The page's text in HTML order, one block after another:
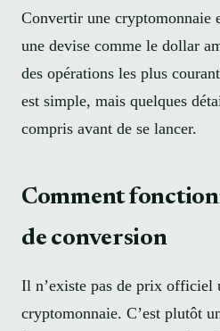
Convertir une cryptomonnaie
une devise comme le dollar
des opérations les plus
est simple, mais quelques
compris avant de se lancer.
Comment
de conversion
Il n’existe pas de prix officiel
cryptomonnaie. C’est plutôt